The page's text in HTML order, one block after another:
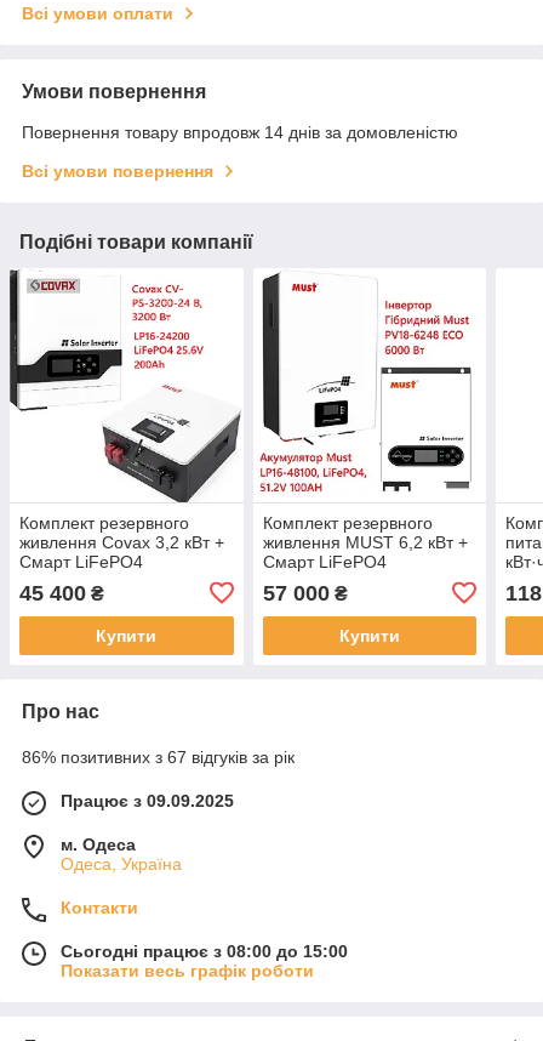
Всі умови оплати
Умови повернення
Повернення товару впродовж 14 днів за домовленістю
Всі умови повернення
Подібні товари компанії
Комплект резервного
живлення Covax 3,2 кВт +
Смарт LiFePO4
(5,12 кВт·год)
45 400 ₴
Купити
Комплект резервного
живлення MUST 6,2 кВт +
Смарт LiFePO4
(5,12 кВт·год)
57 000₴
Купити
Про нас
86% позитивних з 67 відгуків за рік
Працює з 09.09.2025
м. Одеса
Одеса, Україна
Контакти
Сьогодні працює з 08:00 до 15:00
Показати весь графік роботи